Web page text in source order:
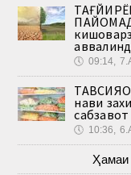
🕔 09:14,
нави
🕔 10:36,